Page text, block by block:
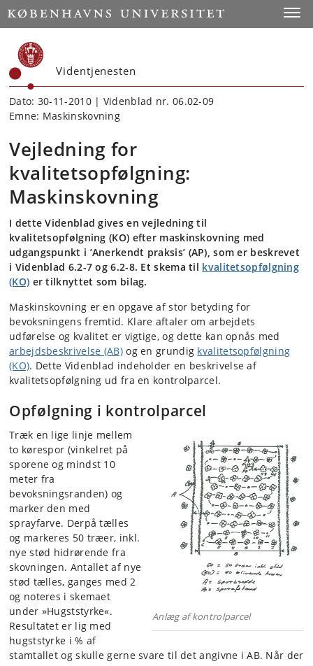
Start
Videntjenesten
Dato: 30-11-2010 | Videnblad nr. 06.02-09
Emne: Maskinskovning
Vejledning for
kvalitetsopfølgning:
Maskinskovning
I dette Videnblad gives en vejledning til
kvalitetsopfølgning (KO) efter maskinskovning med
udgangspunkt i ’Anerkendt praksis’ (AP), som er beskrevet
i Videnblad 6.2-7 og 6.2-8. Et skema til kvalitetsopfølgning
(KO) er tilknyttet som bilag.
Maskinskovning er en opgave af stor betyding for
bevoksningens fremtid. Klare aftaler om arbejdets
udførelse og kvalitet er vigtige, og dette kan opnås med
arbejdsbeskrivelse (AB)og en grundig kvalitetsopfølgning
(KO). Dette Videnblad indeholder en beskrivelse af
kvalitetsopfølgning ud fra en kontrolparcel.
Opfølgning i kontrolparcel
Anlæg af kontrolparcel
Træk en lige linje mellem
to kørespor (vinkelret på
sporene og mindst 10
meter fra
bevoksningsranden) og
marker den med
sprayfarve. Derpå tælles
og markeres 50 træer, inkl.
nye stød hidrørende fra
skovningen. Antallet af nye
stød tælles, ganges med 2
og noteres i skemaet
under »Hugststyrke«.
Resultatet er lig med
hugststyrke i % af
stamtallet og skulle gerne svare til det angivne i AB. Når der